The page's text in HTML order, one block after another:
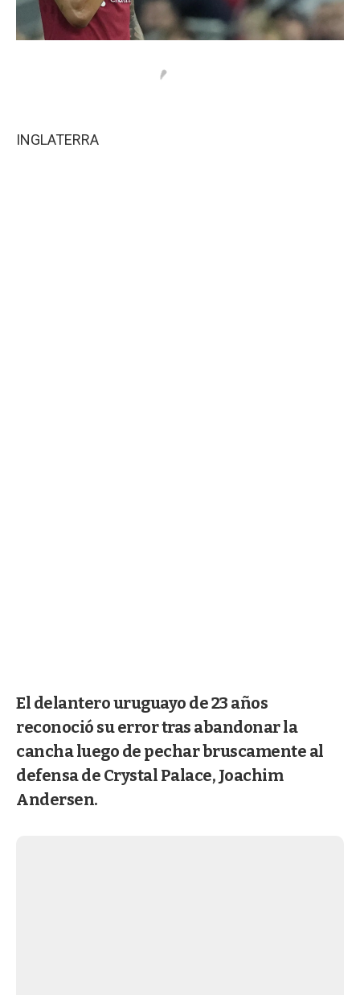
INGLATERRA
El delantero uruguayo de 23 años
reconoció su error tras abandonar la
cancha luego de pechar bruscamente al
defensa de Crystal Palace, Joachim
Andersen.